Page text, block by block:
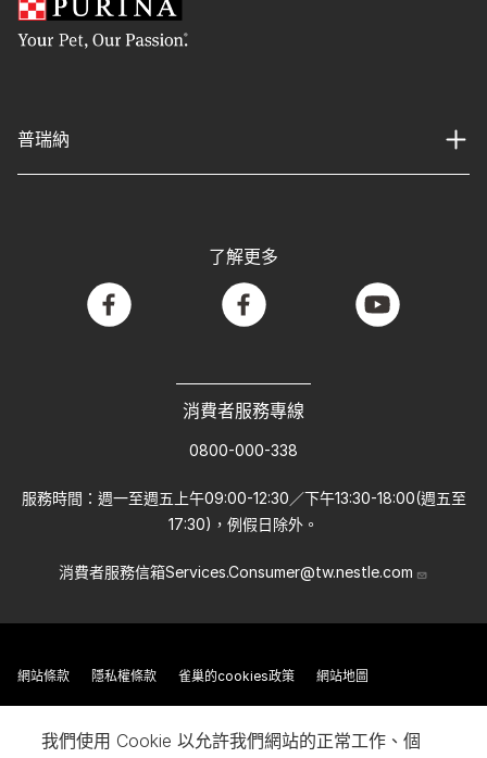
普瑞納
消費者服務專線
0800-000-338
服務時間：週一至週五上午09:00-12:30／下午13:30-18:00(週五至
17:30)，例假日除外。
消費者服務信箱Services.Consumer@tw.nestle.com
了解更多
facebook facebook youtube
網站條款 隱私權條款 雀巢的cookies政策 網站地圖
我們使用 Cookie 以允許我們網站的正常工作、個